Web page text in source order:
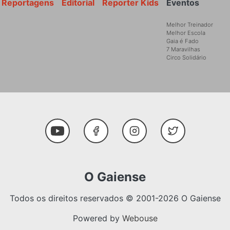
Eventos
Melhor Treinador
Melhor Escola
Gaia é Fado
7 Maravilhas
Circo Solidário
Reporter Kids
Editorial
Reportagens
Social Media
Youtube FacebookInstagramTwitter
O Gaiense
Todos os direitos reservados © 2001-2026 O Gaiense
Powered by Webouse